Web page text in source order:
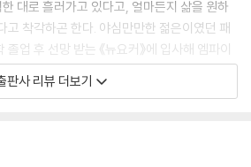
않고 서 있는 경비원들 말이다. 그들 중 한 사
위처럼 보일 때가 있다」중에서
의 이름을 모두 아는 극소수의 인물 중 하나
하나를 나타내는 게시판의 세로줄에 놓는
대로 흘러가고 있다고, 얼마든지 삶을 원하
고 착각하곤 한다. 야심만만한 젊은이였던 패
업 후 선망 받는 《뉴요커》에 입사해 엠파이
층 사무실에서 사회생활을 시작한 그는 자신
언젠가는 ‘빅 리그로 올라가리라’ 여겼다. 화
링리는 더 이상 “앞으로 나아가기 위해 애를
판사 리뷰 더보기